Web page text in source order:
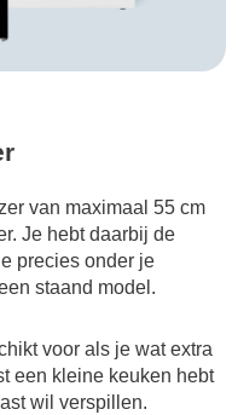
van maximaal 55 cm
Je hebt daarbij de
precies onder je
staand model.
voor als je wat extra
een kleine keuken hebt
wil verspillen.